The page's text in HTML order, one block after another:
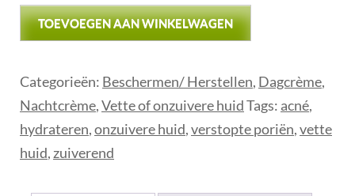
TOEVOEGEN AAN WINKELWAGEN
Categorieën: Beschermen/ Herstellen, Dagcrème,
Nachtcrème,Vette of onzuivere huidTags: acné,
hydrateren,onzuivere huid,verstopte poriën,vette
huid, zuiverend